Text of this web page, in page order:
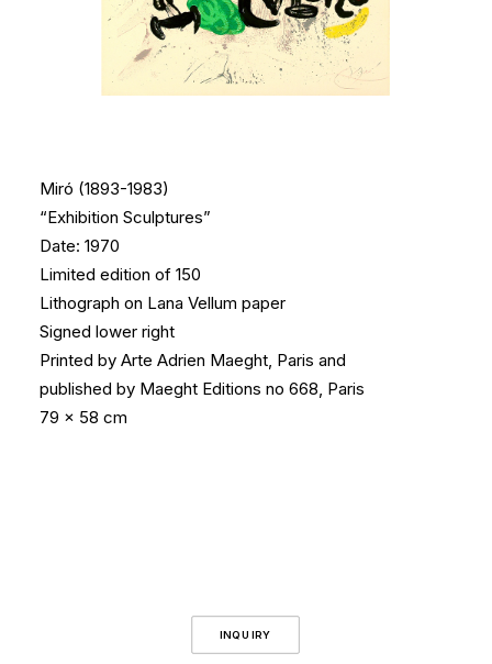
Miró (1893-1983)
“Exhibition Sculptures”
Date: 1970
Limited edition of 150
Lithograph on Lana Vellum paper
Signed lower right
Printed by Arte Adrien Maeght, Paris and
published by Maeght Εditions no 668, Paris
79 x 58 cm
INQUIRY